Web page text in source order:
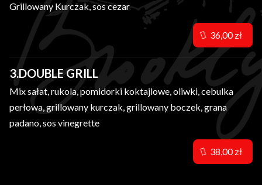
Grillowany Kurczak, sos cezar
3.DOUBLE GRILL
Mix sałat, rukola, pomidorki koktajlowe, oliwki, cebulka
perłowa, grillowany kurczak, grillowany boczek, grana
padano, sos vinegrette